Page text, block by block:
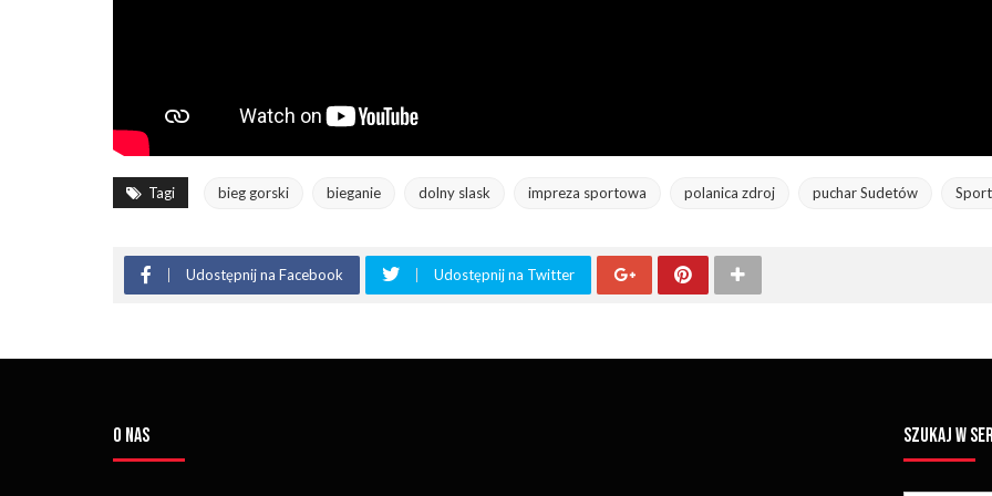
Tagi bieg gorski bieganie dolny slask impreza sportowa polanica zdroj puchar Sudetów Sport
Udostępnij na Facebook Udostępnij na Twitter
O NAS SZUKAJ W